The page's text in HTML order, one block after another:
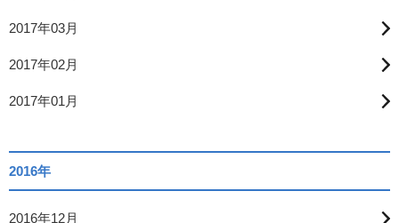
2017年03月
2017年02月
2017年01月
2016年
2016年12月